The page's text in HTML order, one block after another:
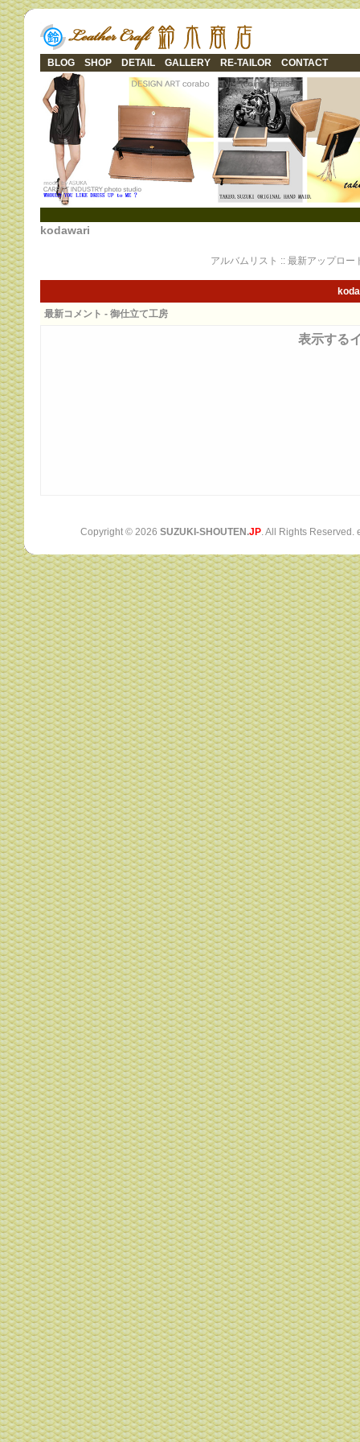
BLOG SHOP DETAIL GALLERY RE-TAILOR CONTACT
kodawari
アルバムリスト :: 最新アップロー
最新コメント - 御仕立て工房
表示する
Copyright © 2026 SUZUKI-SHOUTEN.JP. All Rights Reserved.